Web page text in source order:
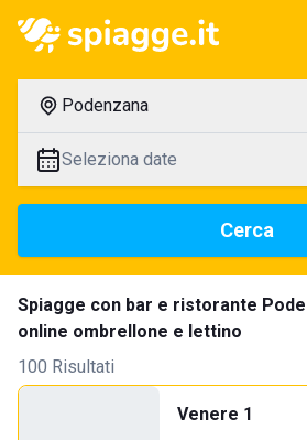
Podenzana
Seleziona date
Cerca
Spiagge con bar e ristorante
online ombrellone e lettino
100 Risultati
Venere 1